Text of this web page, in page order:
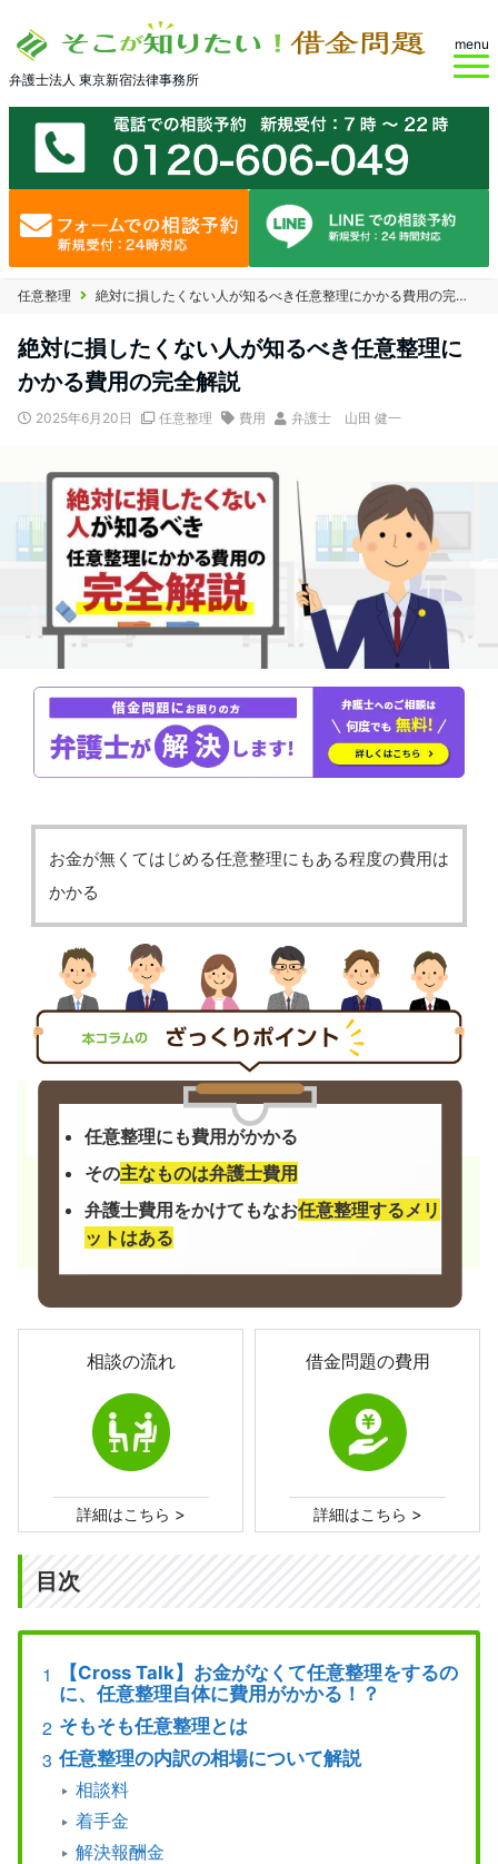
弁護士法人 東京新宿法律事務所
menu
任意整理 絶対に損したくない人が知るべき任意整理にかかる費用の完全解説
絶対に損したくない人が知るべき任意整理に
かかる費用の完全解説
2025年6月20日 任意整理 費用 弁護士 山田 健一
お金が無くてはじめる任意整理にもある程度の費用は
かかる
任意整理にも費用がかかる
その主なものは弁護士費用
弁護士費用をかけてもなお任意整理するメリ
ットはある
相談の流れ
詳細はこちら >
借金問題の費用
詳細はこちら >
目次
【Cross Talk】お金がなくて任意整理をするの
に、任意整理自体に費用がかかる！？
そもそも任意整理とは
任意整理の内訳の相場について解説
相談料
着手金
解決報酬金